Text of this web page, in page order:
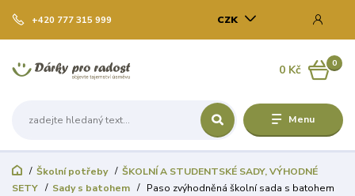
Menu
CZK
+420 777 315 999
0
0 Kč
Školní potřeby
ŠKOLNÍ A STUDENTSKÉ SADY, VÝHODNÉ
SETY
Sady s batohem
Paso zvýhodněná školní sada s batohem